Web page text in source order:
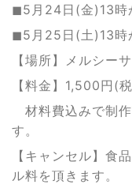
◼︎5月24日(金)13時
◼︎5 月25日(土)13時
【場所】メルシー
【料金】1,500円(
材料費込みで制
す。
【キャンセル】食
ル料を頂きます。